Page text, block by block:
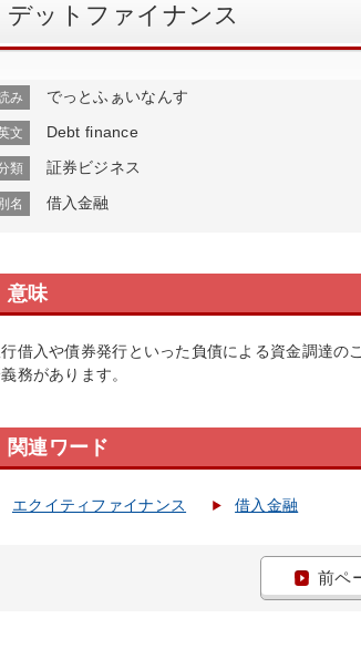
デットファイナンス
み でっとふぁいなんす
文 Debt finance
類 証券ビジネス
名 借入金融
意味
借入や債券発行といった負債による資金調達の
務があります。
関連ワード
エクイティファイナンス 借入金融
前ペ